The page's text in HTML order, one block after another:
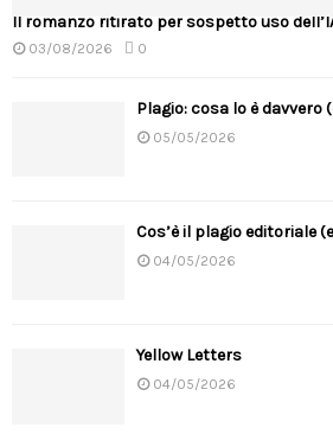
Il romanzo ritirato per sospetto uso
03/08/2026 0
Plagio: cosa lo è davvero
05/05/2026
Cos’è il plagio editoriale
04/05/2026
Yellow Letters
04/05/2026